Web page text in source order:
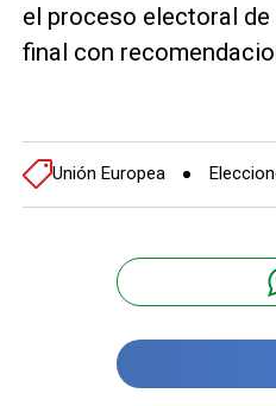
el proceso electoral
final con
Unión Europea